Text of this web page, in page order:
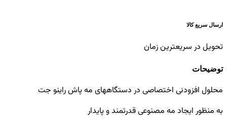
ارسال سریع کالا
تحویل در سریعترین زمان
توضیحات
محلول افزودنی اختصاصی در دستگاههای مه پاش راینو جت
به منظور ایجاد مه مصنوعی قدرتمند و پایدار